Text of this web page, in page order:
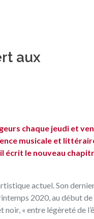
aux
chaque jeudi et
musicale et
écrit le nouveau
actuel‭. ‬Son
2020‭, ‬au début
noir‭, « entre légèreté de